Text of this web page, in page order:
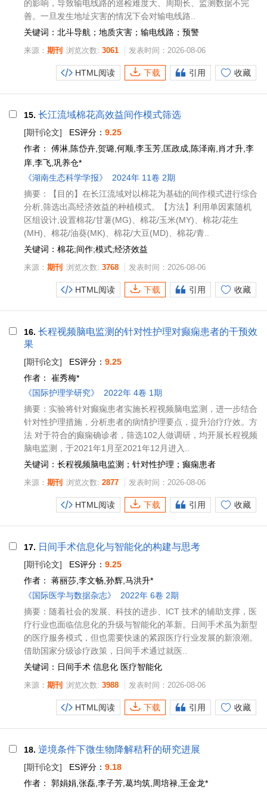
的影响，导致输电线路的巡检难度大、周期长、监测数据不完
善。一旦发生地址灾害的情况下会对输电线路..
关键词：北斗导航；地质灾害；输电线路；预警
来源： 期刊 浏览次数: 3061 发表时间：2026-08-06
HTML阅读 下载 引用 收藏
15. 长江流域棉花高效益间作模式筛选
[期刊论文] ES评分： 9.25
作者： 傅淋,陈岱卉,贺璐,何顺,李玉芳,匡政成,陈泽南,肖才升,李
庠,李飞,巩养仓*
《湖南生态科学学报》
2024年 11卷 2期
摘要：【目的】在长江流域对以棉花为基础的间作模式进行综合
分析,筛选出高经济效益的种植模式。【方法】利用单因素随机
区组设计,设置棉花/甘薯(MG)、棉花/玉米(MY)、棉花/花生
(MH)、棉花/油葵(MK)、棉花/大豆(MD)、棉花/青..
关键词：棉花;间作;模式;经济效益
来源： 期刊 浏览次数: 3768 发表时间：2026-08-06
HTML阅读 下载 引用 收藏
16. 长程视频脑电监测的针对性护理对癫痫患者的干预效
果
[期刊论文] ES评分： 9.25
作者： 崔秀梅*
《国际护理学研究》
2022年 4卷 1期
摘要：实验将针对癫痫患者实施长程视频脑电监测，进一步结合
针对性护理措施，分析患者的病情护理要点，提升治疗疗效。方
法 对于符合的癫痫确诊者，筛选102人做调研，均开展长程视频
脑电监测，于2021年1月至2021年12月进入..
关键词：长程视频脑电监测；针对性护理；癫痫患者
来源： 期刊 浏览次数: 2877 发表时间：2026-08-06
HTML阅读 下载 引用 收藏
17. 日间手术信息化与智能化的构建与思考
[期刊论文] ES评分： 9.25
作者： 蒋丽莎,李文畅,孙辉,马洪升*
《国际医学与数据杂志》
2022年 6卷 2期
摘要：随着社会的发展、科技的进步、ICT 技术的辅助支撑，医
疗行业也面临信息化的升级与智能化的革新。日间手术虽为新型
的医疗服务模式，但也需要快速的紧跟医疗行业发展的新浪潮。
借助国家分级诊疗政策，日间手术通过就医..
关键词：日间手术 信息化 医疗智能化
来源： 期刊 浏览次数: 3988 发表时间：2026-08-06
HTML阅读 下载 引用 收藏
18. 逆境条件下微生物降解秸秆的研究进展
[期刊论文] ES评分： 9.18
作者： 郭娟娟,张磊,李子芳,葛均筑,周培禄,王金龙*